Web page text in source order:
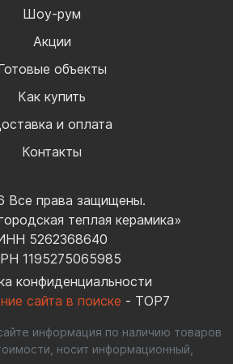
Шоу-рум
Акции
объекты
Как купить
и оплата
Контакты
Все права защищены.
теплая керамика»
5262368640
1195275065985
конфиденциальности
сайта в поиске - TOP7
информация по наличию товаров
носит информационный,